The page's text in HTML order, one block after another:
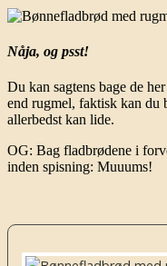
Nåja, og psst!
Du kan sagtens bage de
end rugmel, faktisk kan du
allerbedst kan lide.
OG: Bag fladbrødene i
inden spisning: Muuums!